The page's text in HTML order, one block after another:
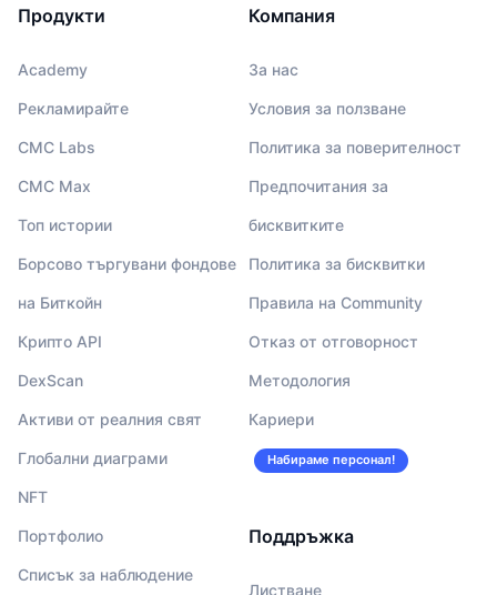
Продукти
Academy
Рекламирайте
CMC Labs
CMC Max
Топ истории
Борсово търгувани фондове
на Биткойн
Крипто API
DexScan
Активи от реалния свят
Глобални диаграми
NFT
Портфолио
Списък за наблюдение
Компания
За нас
Условия за ползване
Политика за поверителност
Предпочитания за
бисквитките
Политика за бисквитки
Правила на Community
Отказ от отговорност
Методология
Кариери
Набираме персонал!
Поддръжка
Листване